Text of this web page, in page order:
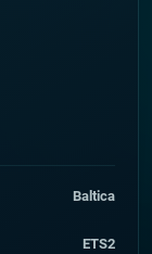
Baltica
ETS2